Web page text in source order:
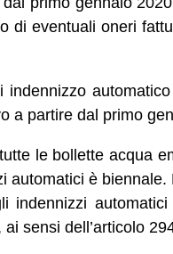
di eventuali oneri
indennizzo
a partire dal primo
le bollette acqua
automatici è
indennizzi
sensi dell’articolo